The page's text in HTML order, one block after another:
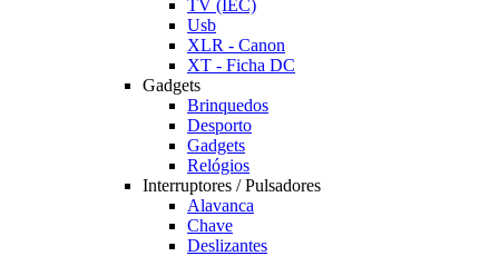
TV (IEC)
Usb
XLR - Canon
XT - Ficha DC
Gadgets
Brinquedos
Desporto
Gadgets
Relógios
Interruptores / Pulsadores
Alavanca
Chave
Deslizantes